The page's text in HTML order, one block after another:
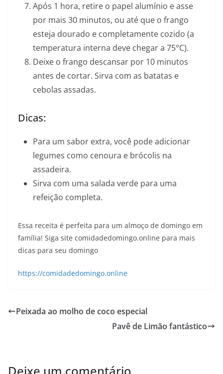
Após 1 hora, retire o papel alumínio e asse
por mais 30 minutos, ou até que o frango
esteja dourado e completamente cozido (a
temperatura interna deve chegar a 75°C).
Deixe o frango descansar por 10 minutos
antes de cortar. Sirva com as batatas e
cebolas assadas.
Dicas:
Para um sabor extra, você pode adicionar
legumes como cenoura e brócolis na
assadeira.
Sirva com uma salada verde para uma
refeição completa.
Essa receita é perfeita para um almoço de domingo em
família! Siga site comidadedomingo.online para mais
dicas para seu domingo
https://comidadedomingo.online
Peixada ao molho de coco especial
Pavê de Limão fantástico